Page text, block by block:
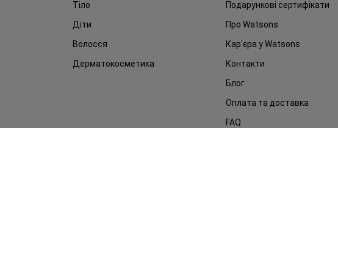
Тіло
Діти
Волосся
Дерматокосметика
Подарункові сертифікати
Про Watsons
Кар'єра у Watsons
Контакти
Блог
Оплата та доставка
FAQ